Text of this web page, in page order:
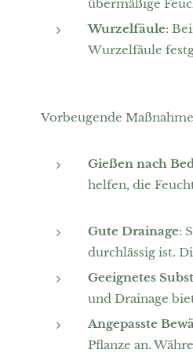
übermäßige
Wurzelfäule:
Wurzelfäule
Vorbeugende
Gießen nach
helfen, die
Gute Drainage:
durchlässig ist.
Geeignetes
und Drainage
Angepasste
Pflanze an.